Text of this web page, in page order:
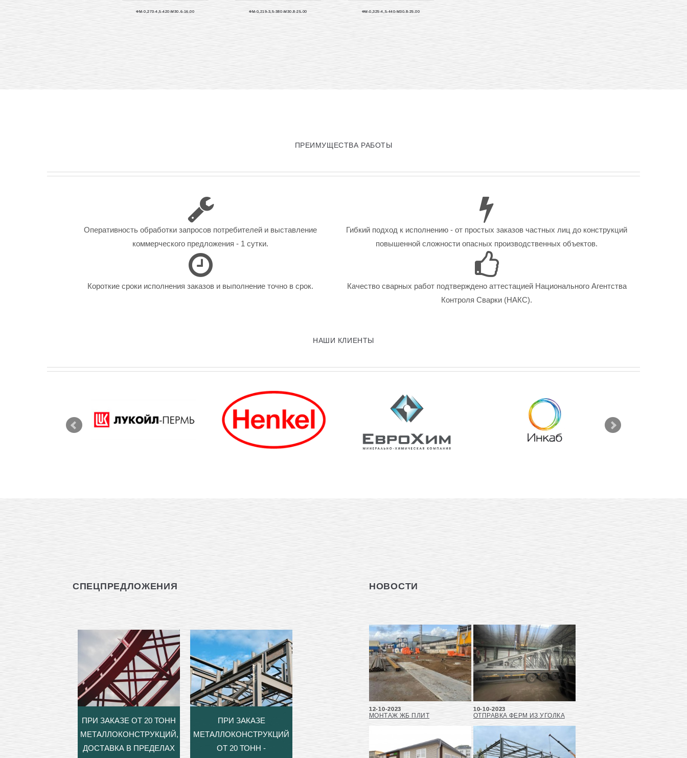
ФМ-0,273-4,5-420-М30.6-16.00 ФМ-0,219-3,5-380-М30.8-25.00 ФМ-0,325-4,5-440-М30.8-25.00
ПРЕИМУЩЕСТВА РАБОТЫ
Оперативность обработки запросов потребителей и выставление
коммерческого предложения - 1 сутки.
Гибкий подход к исполнению - от простых заказов частных лиц до конструкций
повышенной сложности опасных производственных объектов.
Короткие сроки исполнения заказов и выполнение точно в срок.
Качество сварных работ подтверждено аттестацией Национального Агентства
Контроля Сварки (НАКС).
НАШИ КЛИЕНТЫ
СПЕЦПРЕДЛОЖЕНИЯ
ПРИ ЗАКАЗЕ ОТ 20 ТОНН
МЕТАЛЛОКОНСТРУКЦИЙ,
ДОСТАВКА В ПРЕДЕЛАХ
ПРИ ЗАКАЗЕ
МЕТАЛЛОКОНСТРУКЦИЙ
ОТ 20 ТОНН -
НОВОСТИ
12-10-2023
МОНТАЖ ЖБ ПЛИТ
10-10-2023
ОТПРАВКА ФЕРМ ИЗ УГОЛКА